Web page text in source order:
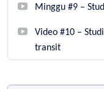
Minggu #9 –
Video #10 –
transit